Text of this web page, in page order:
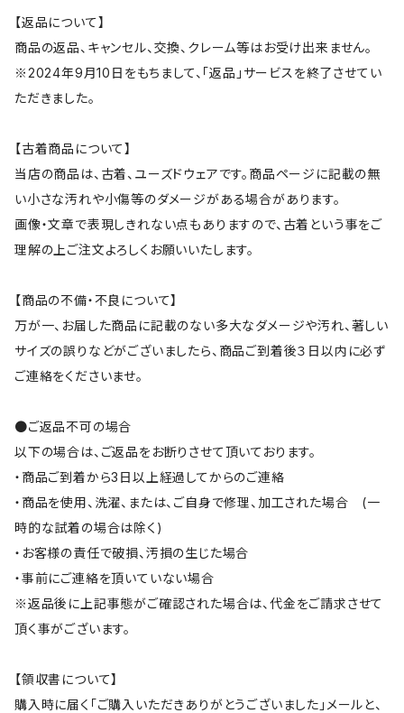
【返品について】
商品の返品、キャンセル、交換、クレーム等はお受け出来ません。
※2024年9月10日をもちまして、「返品」サービスを終了させてい
ただきました。
【古着商品について】
当店の商品は、古着、ユーズドウェアです。商品ページに記載の無
い小さな汚れや小傷等のダメージがある場合があります。
画像・文章で表現しきれない点もありますので、古着という事をご
理解の上ご注文よろしくお願いいたします。
【商品の不備・不良について】
万が一、お届した商品に記載のない多大なダメージや汚れ、著しい
サイズの誤りなどがございましたら、商品ご到着後３日以内に必ず
ご連絡をくださいませ。
●ご返品不可の場合
以下の場合は、ご返品をお断りさせて頂いております。
・商品ご到着から3日以上経過してからのご連絡
・商品を使用、洗濯、または、ご自身で修理、加工された場合 (一
時的な試着の場合は除く)
・お客様の責任で破損、汚損の生じた場合
・事前にご連絡を頂いていない場合
※返品後に上記事態がご確認された場合は、代金をご請求させて
頂く事がございます。
【領収書について】
購入時に届く「ご購入いただきありがとうございました」メールと、